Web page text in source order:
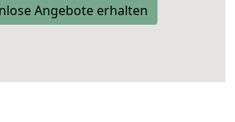
Angebote erhalten